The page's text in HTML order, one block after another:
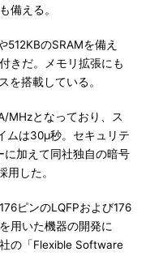
備える。
のSRAMを備え
きだ。メモリ拡張にも
を搭載している。
MHzとなっており、ス
ムは30μ秒。セキュリテ
に加えて同社独自の暗号
した。
ピンのLQFPおよび176
用いた機器の開発に
の「Flexible Software